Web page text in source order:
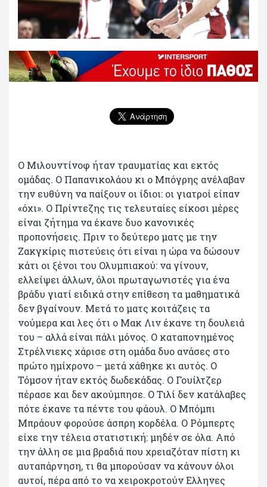
Ο Μιλουντίνοφ ήταν τραυματίας και εκτός
ομάδας. Ο Παπανικολάου κι ο Μπόγρης ανέλαβαν
την ευθύνη να παίξουν οι ίδιοι: οι γιατροί είπαν
«όχι». Ο Πρίντεζης τις τελευταίες είκοσι μέρες
είναι ζήτημα να έκανε δυο κανονικές
προπονήσεις. Πριν το δεύτερο ματς με την
Ζακγκίρις πιστεύεις ότι είναι η ώρα να δώσουν
κάτι οι ξένοι του Ολυμπιακού: να γίνουν,
ελλείψει άλλων, όλοι πρωταγωνιστές για ένα
βράδυ γιατί ειδικά στην επίθεση τα μαθηματικά
δεν βγαίνουν. Μετά το ματς κοιτάζεις τα
νούμερα και λες ότι ο Μακ Λιν έκανε τη δουλειά
του – αλλά είναι πάλι μόνος. Ο καταπονημένος
Στρέλνιεκς χάρισε στη ομάδα δυο ανάσες στο
πρώτο ημίχρονο – μετά χάθηκε κι αυτός. Ο
Τόμσον ήταν εκτός δωδεκάδας. Ο Γουίλτζερ
πέρασε και δεν ακούμπησε. Ο Τιλί δεν κατάλαβες
πότε έκανε τα πέντε του φάουλ. Ο Μπόμπι
Μπράουν φορούσε άσπρη κορδέλα. Ο Ρόμπερτς
είχε την τέλεια στατιστική: μηδέν σε όλα. Από
την άλλη σε μια βραδιά που χρειαζόταν πίστη κι
αυταπάρνηση, τι θα μπορούσαν να κάνουν όλοι
αυτοί, πέρα από το να χειροκροτούν Ελληνες